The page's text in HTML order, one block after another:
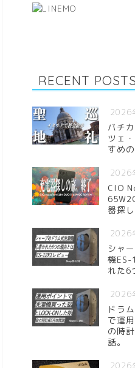
RECENT POSTS
2026
バチ
ツェ
すめ
2026
CIO
器探
2026
シャ
機ES-
れた6
2026
ドラ
で運
の時
話。
2026